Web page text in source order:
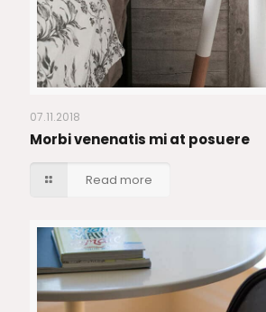
07.11.2018
Morbi venenatis mi at posuere
Read more